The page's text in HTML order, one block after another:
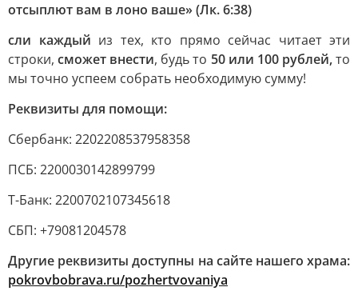
отсыплют вам в лоно ваше» (Лк. 6:38)
сли каждый из тех, кто прямо сейчас читает эти
строки, сможет внести, будь то 50 или 100 рублей,то
мы точно успеем собрать необходимую сумму!
Реквизиты для помощи:
Сбербанк: 2202208537958358
ПСБ: 2200030142899799
Т-Банк: 2200702107345618
СБП: +79081204578
Другие реквизиты доступны на сайте нашего храма:
pokrovbobrava.ru/pozhertvovaniya